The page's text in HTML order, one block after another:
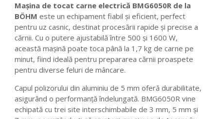
Mașina de tocat carne electrică BMG6050R de la
BÖHM este un echipament fiabil și eficient, perfect
pentru uz casnic, destinat procesării rapide și precise a
cărnii. Cu o putere ajustabilă între 500 și 1600 W,
această mașină poate toca până la 1,7 kg de carne pe
minut, fiind ideală pentru prepararea cărnii proaspete
pentru diverse feluri de mâncare.
Capul polizorului din aluminiu de 5 mm oferă durabilitate,
asigurând o performanță îndelungată. BMG6050R vine
echipată cu trei site interschimbabile de 3 mm, 5 mm și